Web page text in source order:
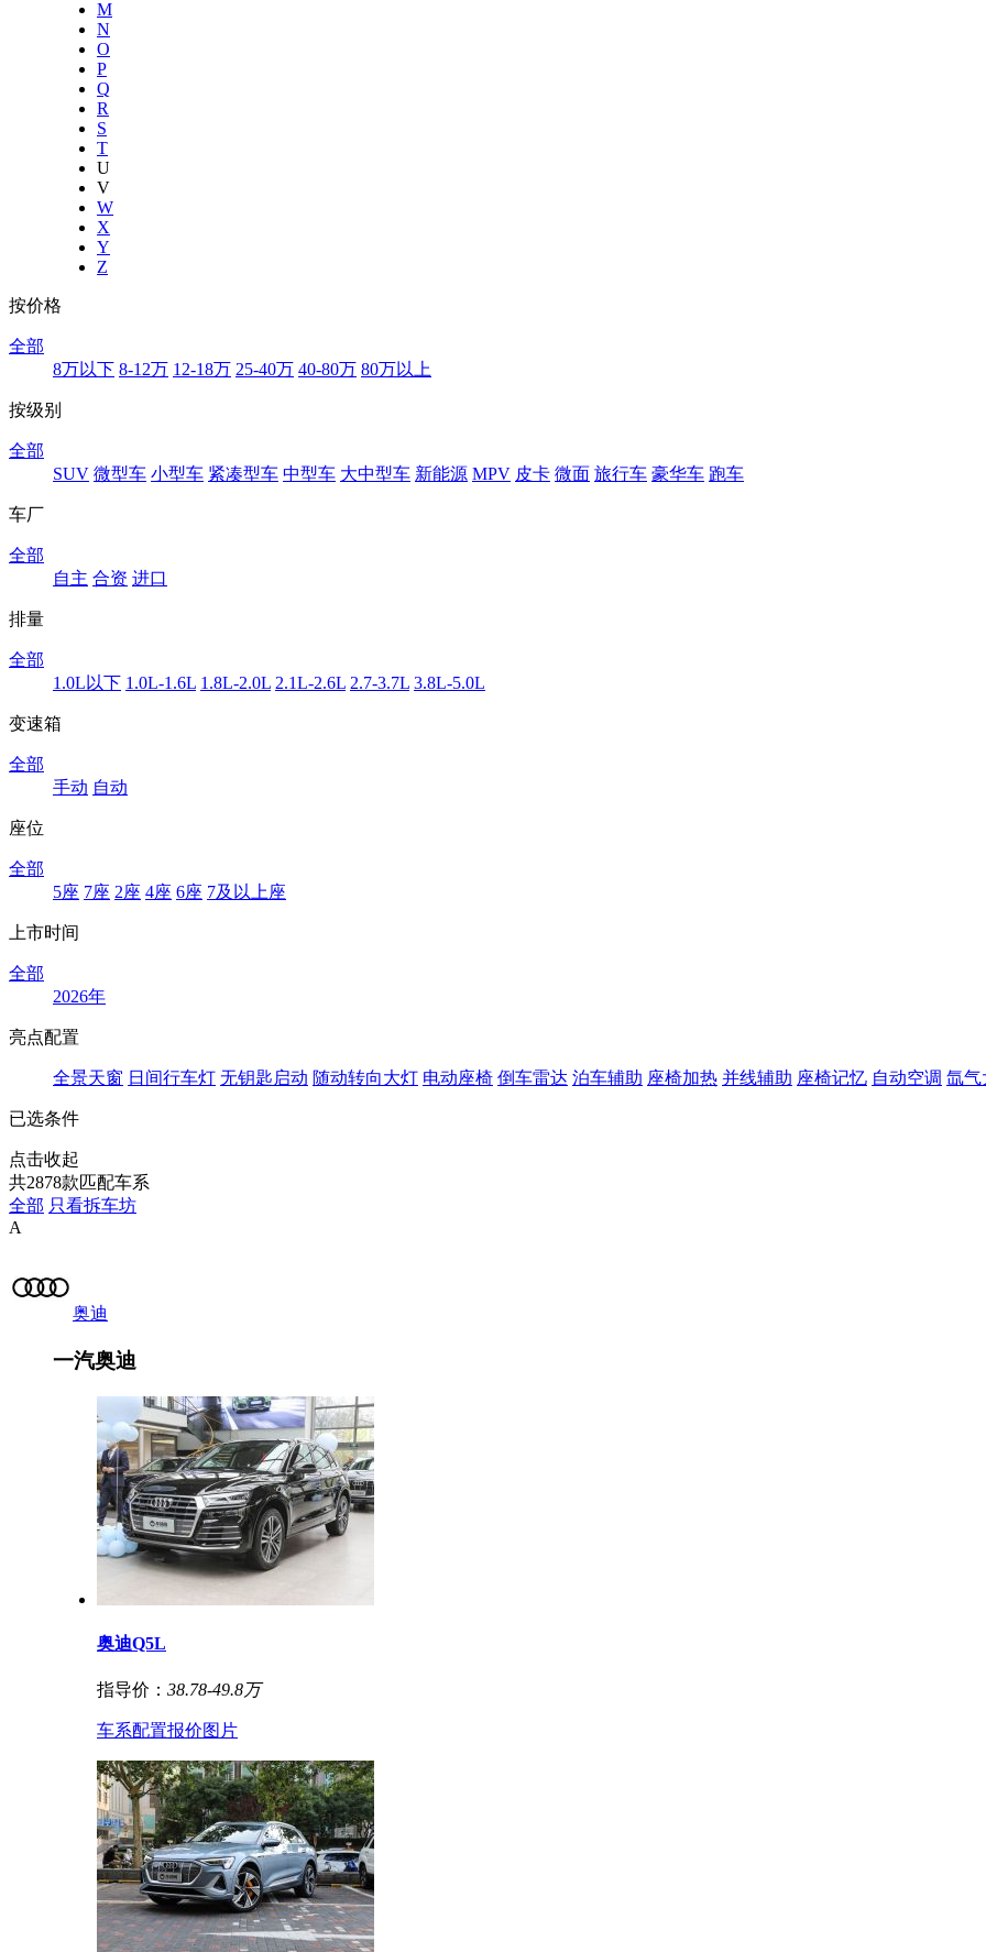
M
N
O
P
Q
R
S
T
U
V
W
X
Y
Z
按价格
全部
8万以下 8-12万 12-18万 25-40万 40-80万 80万以上
按级别
全部
SUV 微型车 小型车 紧凑型车 中型车 大中型车 新能源 MPV 皮卡 微面 旅行车 豪华车 跑车
车厂
全部
自主 合资 进口
排量
全部
1.0L以下 1.0L-1.6L 1.8L-2.0L 2.1L-2.6L 2.7-3.7L 3.8L-5.0L
变速箱
全部
手动 自动
座位
全部
5座 7座 2座 4座 6座 7及以上座
上市时间
全部
2026年
亮点配置
全景天窗 日间行车灯 无钥匙启动 随动转向大灯 电动座椅 倒车雷达 泊车辅助 座椅加热 并线辅助 座椅记忆 自动空调 氙气
已选条件
点击收起
共2878款匹配车系
全部 只看拆车坊
A
奥迪
一汽奥迪
奥迪Q5L
指导价： 38.78-49.8万
车系配置报价图片